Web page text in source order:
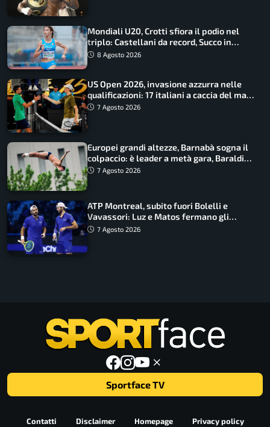
Mondiali U20, Crotti sfiora il podio nel
triplo: Castellani da record, Succo in
finale
8 Agosto 2026
US Open 2026, invasione azzurra nelle
qualificazioni: 17 italiani a caccia del main
draw7 Agosto 2026
Europei grandi altezze, Barnabà sogna il
colpaccio: è leader a metà gara, Baraldi
ancora in corsa
7 Agosto 2026
ATP Montreal, subito fuori Bolelli e
Vavassori: Luz e Matos fermano gli
azzurri
7 Agosto 2026
Sportface TV
Contatti Disclaimer Homepage Privacy policy